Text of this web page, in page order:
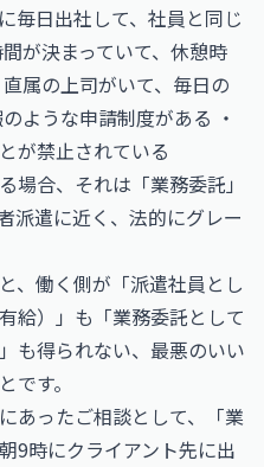
毎日出社して、社員と同じ
が決まっていて、休憩時
属の上司がいて、毎日の
ような申請制度がある ・
が禁止されている
場合、それは「業務委託」
派遣に近く、法的にグレー
、働く側が「派遣社員とし
給）」も「業務委託として
も得られない、最悪のいい
です。
あったご相談として、「業
9時にクライアント先に出